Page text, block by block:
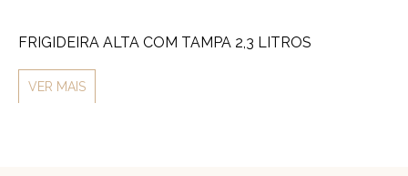
FRIGIDEIRA ALTA COM TAMPA 2,3 LITROS
VER MAIS